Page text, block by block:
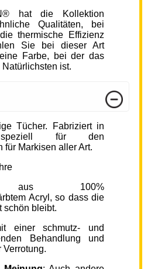
hat die Kollektion
Qualitäten, bei
thermische Effizienz
Sie bei dieser Art
Farbe, bei der das
Natürlichsten ist.
Tücher. Fabriziert in
speziell für den
für Markisen aller Art.
aus 100%
Acryl, so dass die
schön bleibt.
einer schmutz- und
Behandlung und
Verrotung.